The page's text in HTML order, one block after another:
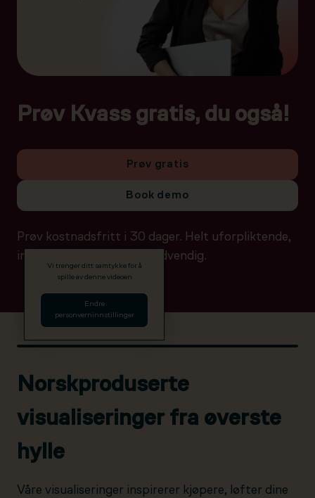
Prøv Kvass gratis, du også!
Prøv gratis
Book demo
Prøv kostnadsfritt i 30 dager. Helt uforpliktende,
ingen betalingsdetaljer nødvendig.
Vi trenger ditt samtykke for å
spille av denne videoen
Endre
personverninnstillinger
Norskproduserte
visualiseringer fra øverste
hylle
Våre visualiseringer inspirerer kjøpere, løfter dine